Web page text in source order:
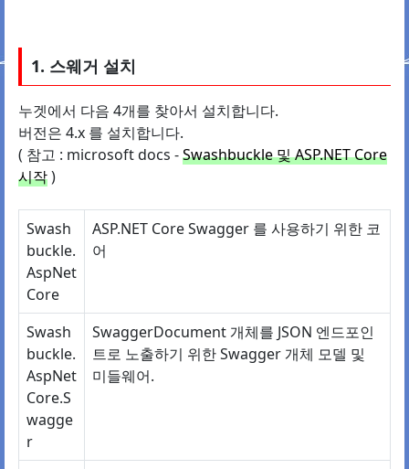
1. 스웨거 설치
누겟에서 다음 4개를 찾아서 설치합니다.
버전은 4.x 를 설치합니다.
( 참고 : microsoft docs -Swashbuckle 및 ASP.NET Core
시작)
Swash
buckle.
AspNet
Core
ASP.NET Core Swagger 를 사용하기 위한 코
어
Swash
buckle.
AspNet
Core.S
wagge
r
SwaggerDocument 개체를 JSON 엔드포인
트로 노출하기 위한 Swagger 개체 모델 및
미들웨어.